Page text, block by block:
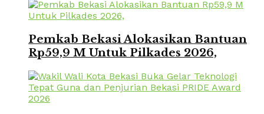
Pemkab Bekasi Alokasikan Bantuan
Rp59,9 M Untuk Pilkades 2026,